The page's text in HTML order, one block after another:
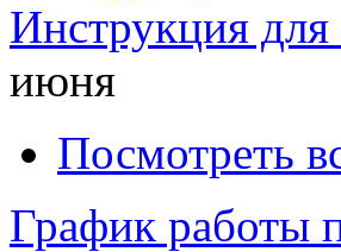
Инструкция
июня
Посмотреть
График работы